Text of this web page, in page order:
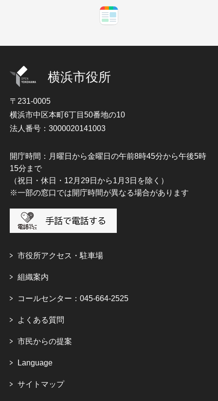
横浜市役所
〒231-0005
横浜市中区本町6丁目50番地の10
法人番号：3000020141003
開庁時間：月曜日から金曜日の午前8時45分から午後5時
15分まで
（祝日・休日・12月29日から1月3日を除く）
※一部の窓口では開庁時間が異なる場合があります
市役所アクセス・駐車場
組織案内
コールセンター：045-664-2525
よくある質問
市民からの提案
Language
サイトマップ